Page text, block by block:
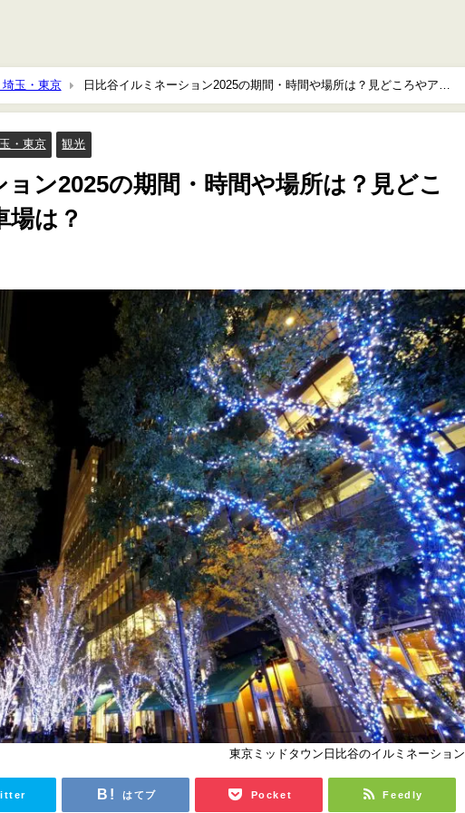
玉・東京
日比谷イルミネーション2025の期間・時間や場所は？見どころやアク
・東京 観光
ョン2025の期間・時間や場所は？見どこ
場は？
東京ミッドタウン日比谷のイルミネーション
はてブ Pocket Feedly